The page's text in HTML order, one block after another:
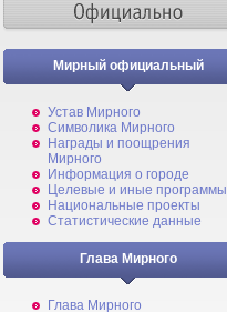
Мирный официальный
Устав Мирного
Символика Мирного
Награды и поощрения
Мирного
Информация о городе
Целевые и иные программы
Национальные проекты
Статистические данные
Глава Мирного
Глава Мирного